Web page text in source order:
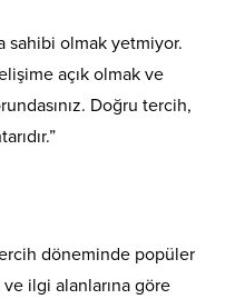
sahibi olmak yetmiyor.
açık olmak ve
Doğru tercih,
döneminde popüler
ilgi alanlarına göre